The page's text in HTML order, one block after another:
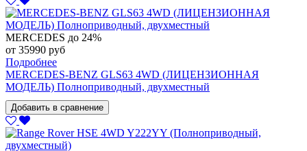
MERCEDES до 24%
от 35990 руб
Подробнее
MERCEDES-BENZ GLS63 4WD (ЛИЦЕНЗИОННАЯ
МОДЕЛЬ) Полноприводный, двухместный
Добавить в сравнение